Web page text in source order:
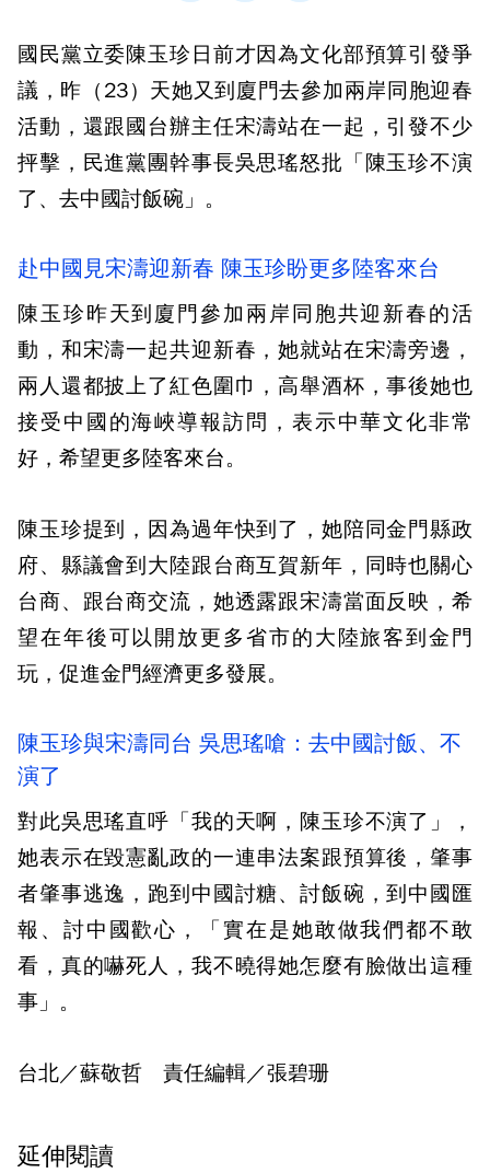
國民黨立委陳玉珍日前才因為文化部預算引發爭
議，昨（23）天她又到廈門去參加兩岸同胞迎春
活動，還跟國台辦主任宋濤站在一起，引發不少
抨擊，民進黨團幹事長吳思瑤怒批「陳玉珍不演
了、去中國討飯碗」。
赴中國見宋濤迎新春 陳玉珍盼更多陸客來台
陳玉珍昨天到廈門參加兩岸同胞共迎新春的活
動，和宋濤一起共迎新春，她就站在宋濤旁邊，
兩人還都披上了紅色圍巾，高舉酒杯，事後她也
接受中國的海峽導報訪問，表示中華文化非常
好，希望更多陸客來台。
陳玉珍提到，因為過年快到了，她陪同金門縣政
府、縣議會到大陸跟台商互賀新年，同時也關心
台商、跟台商交流，她透露跟宋濤當面反映，希
望在年後可以開放更多省市的大陸旅客到金門
玩，促進金門經濟更多發展。
陳玉珍與宋濤同台 吳思瑤嗆：去中國討飯、不
演了
對此吳思瑤直呼「我的天啊，陳玉珍不演了」，
她表示在毀憲亂政的一連串法案跟預算後，肇事
者肇事逃逸，跑到中國討糖、討飯碗，到中國匯
報、討中國歡心，「實在是她敢做我們都不敢
看，真的嚇死人，我不曉得她怎麼有臉做出這種
事」。
台北／蘇敬哲 責任編輯／張碧珊
延伸閱讀